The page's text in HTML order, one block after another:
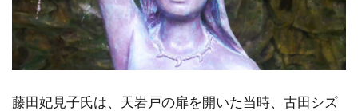
藤田妃見子氏は、天岩戸の扉を開いた当時、古田シズ